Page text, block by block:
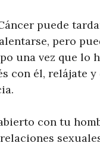
puede
pero
una vez que lo
con él, relájate
con tu